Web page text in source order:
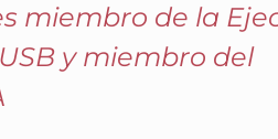
miembro de la
y miembro del